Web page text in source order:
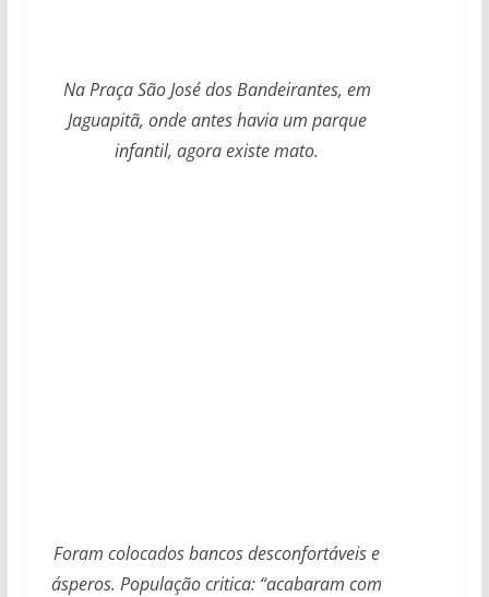
Na Praça São José dos Bandeirantes, em
Jaguapitã, onde antes havia um parque
infantil, agora existe mato.
Foram colocados bancos desconfortáveis e
ásperos. População critica: “acabaram com